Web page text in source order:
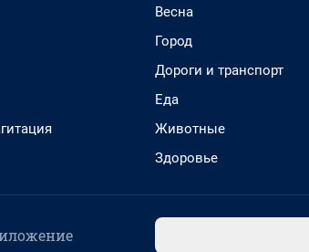
Весна
Город
Дороги и транспорт
Еда
Животные
Здоровье